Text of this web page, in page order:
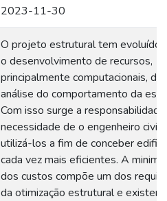
2023-11-30
O projeto estrutural tem evoluído
o desenvolvimento de recursos,
principalmente computacionais, de
análise do comportamento da
Com isso surge a
necessidade de o engenheiro civil
utilizá-los a fim de conceber
cada vez mais eficientes. A
dos custos compõe um dos
da otimização estrutural e existem